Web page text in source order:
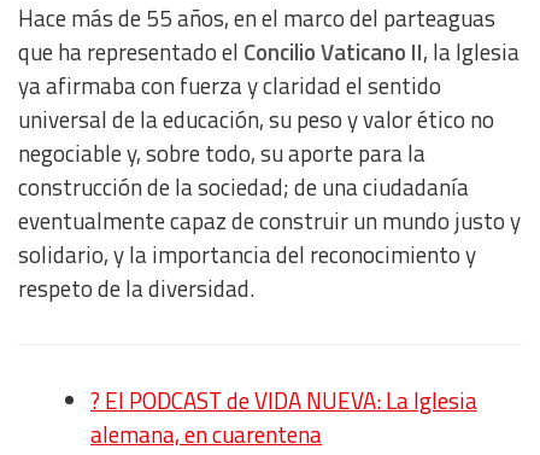
Hace más de 55 años, en el marco del parteaguas
que ha representado el Concilio Vaticano II, la Iglesia
ya afirmaba con fuerza y claridad el sentido
universal de la educación, su peso y valor ético no
negociable y, sobre todo, su aporte para la
construcción de la sociedad; de una ciudadanía
eventualmente capaz de construir un mundo justo y
solidario, y la importancia del reconocimiento y
respeto de la diversidad.
?️ El PODCAST de VIDA NUEVA: La Iglesia
alemana, en cuarentena